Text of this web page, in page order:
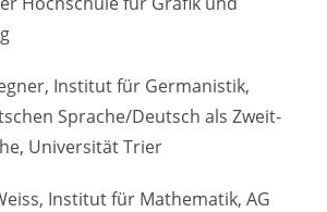
Institut für Germanistik,
Sprache/Deutsch als Zweit-
Universität Trier
Institut für Mathematik, AG